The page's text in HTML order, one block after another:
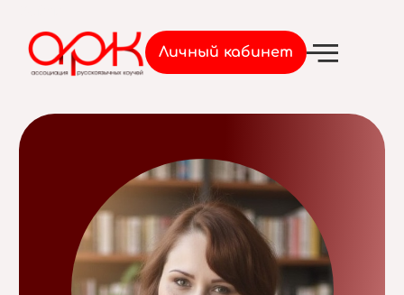
Личный кабинет